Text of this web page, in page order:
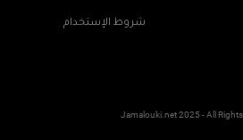
شروط الإستخدام
Jamalouki.net 2025 - All Rights